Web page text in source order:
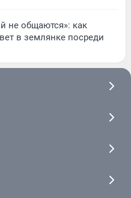
не общаются»: как
в землянке посреди